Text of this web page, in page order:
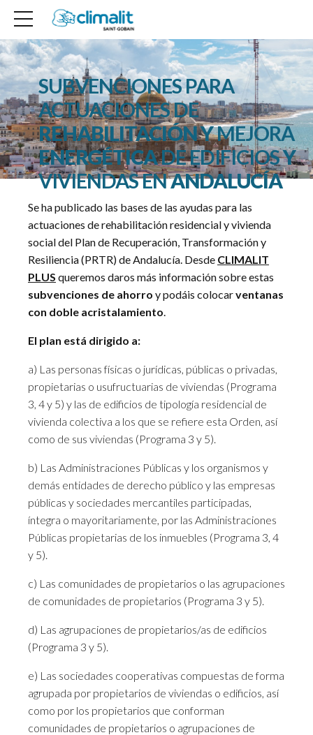
SUBVENCIONESPARA
ACTUACIONESDE
REHABILITACIÓN YMEJORA
ENERGÉTICADEEDIFICIOSY
VIVIENDASENANDALUCÍA
Se ha publicado las bases de las ayudas para las
actuaciones de rehabilitación residencial y vivienda
social del Plan de Recuperación, Transformación y
Resiliencia (PRTR) de Andalucía. Desde CLIMALIT
PLUS queremos daros más información sobre estas
subvenciones de ahorro y podáis colocarventanas
con doble acristalamiento.
El plan está dirigido a:
a) Las personas físicas o jurídicas, públicas o privadas,
propietarias o usufructuarias de viviendas (Programa
3, 4 y 5) y las de edificios de tipología residencial de
vivienda colectiva a los que se refiere esta Orden, así
como de sus viviendas (Programa 3 y 5).
b) Las Administraciones Públicas y los organismos y
demás entidades de derecho público y las empresas
públicas y sociedades mercantiles participadas,
íntegra o mayoritariamente, por las Administraciones
Públicas propietarias de los inmuebles (Programa 3, 4
y 5).
c) Las comunidades de propietarios o las agrupaciones
de comunidades de propietarios (Programa 3 y 5).
d) Las agrupaciones de propietarios/as de edificios
(Programa 3 y 5).
e) Las sociedades cooperativas compuestas de forma
agrupada por propietarios de viviendas o edificios, así
como por los propietarios que conforman
comunidades de propietarios o agrupaciones de